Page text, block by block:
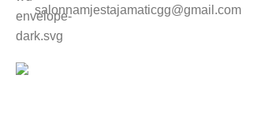
salonnamjestajamaticgg@gmail.com